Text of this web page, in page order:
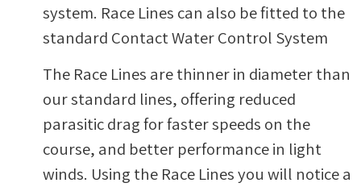
system. Race Lines can also be fitted to the
standard Contact Water Control System
The Race Lines are thinner in diameter than
our standard lines, offering reduced
parasitic drag for faster speeds on the
course, and better performance in light
winds. Using the Race Lines you will notice a